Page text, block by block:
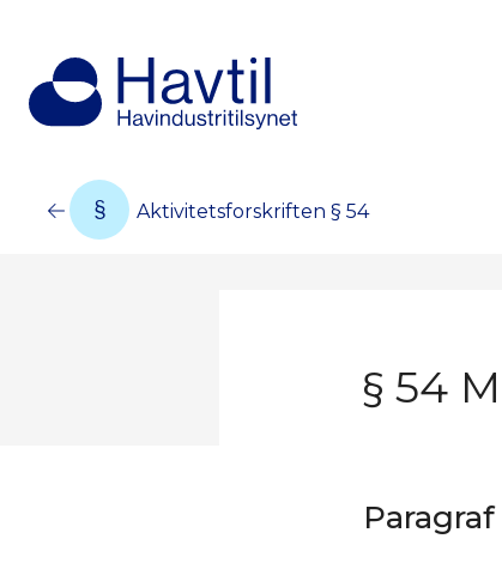
Aktivitetsforskriften § 54
§ 54
Paragraf